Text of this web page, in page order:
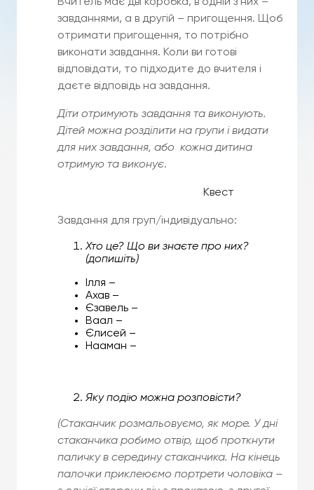
завданнями, а в другій – пригощення. Щоб
отримати пригощення, то потрібно
виконати завдання. Коли ви готові
відповідати, то підходите до вчителя і
даєте відповідь на завдання.
Діти отримують завдання та виконують.
Дітей можна розділити на групи і видати
для них завдання, або кожна дитина
отримую та виконує.
Квест
Завдання для груп/індивідуально:
Хто це? Що ви знаєте про них?
(допишіть)
Ілля –
Ахав –
Єзавель –
Ваал –
Єлисей –
Нааман –
Яку подію можна розповісти?
(Стаканчик розмальовуємо, як море. У дні
стаканчика робимо отвір, щоб проткнути
паличку в середину стаканчика. На кінець
палочки приклеюємо портрети чоловіка –